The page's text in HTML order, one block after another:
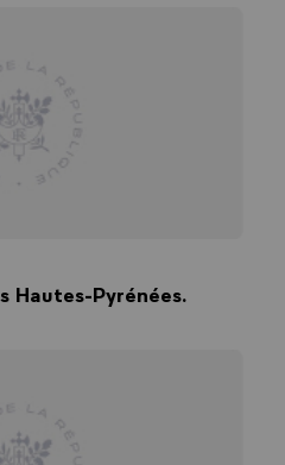
Hautes-Pyrénées.